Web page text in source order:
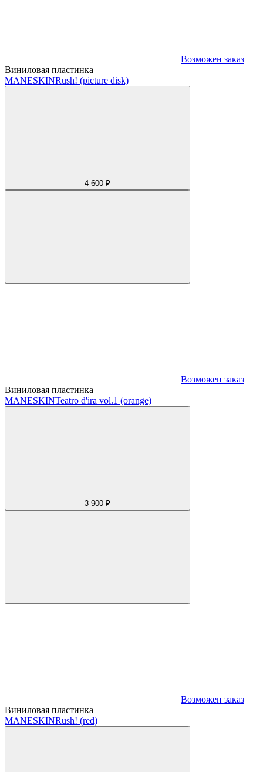
Возможен заказ
Виниловая пластинка
MANESKINRush! (picture disk)
4 600 ₽
Возможен заказ
Виниловая пластинка
MANESKINTeatro d'ira vol.1 (orange)
3 900 ₽
Возможен заказ
Виниловая пластинка
MANESKINRush! (red)